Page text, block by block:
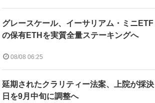
グレースケール、イーサリアム・ミニETF
の保有ETHを実質全量ステーキングへ
08/08 06:25
延期されたクラリティー法案、上院が採決
日を9月中旬に調整へ